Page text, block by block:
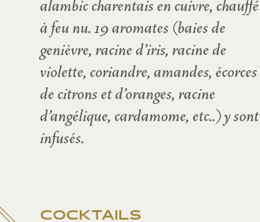
alambic charentais en cuivre, chauffé
à feu nu. 19 aromates (baies de
genièvre, racine d’iris, racine de
violette, coriandre, amandes, écorces
de citrons et d’oranges, racine
d’angélique, cardamome, etc..) y sont
infusés.
COCKTAILS